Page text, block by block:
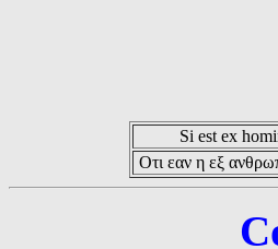
Si est ex
Οτι εαν η εξ